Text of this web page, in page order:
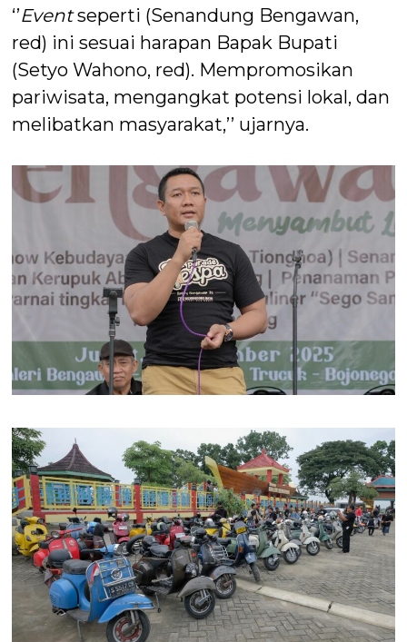
‘’Eventseperti (Senandung Bengawan,
red) ini sesuai harapan Bapak Bupati
(Setyo Wahono, red). Mempromosikan
pariwisata, mengangkat potensi lokal, dan
melibatkan masyarakat,’’ ujarnya.